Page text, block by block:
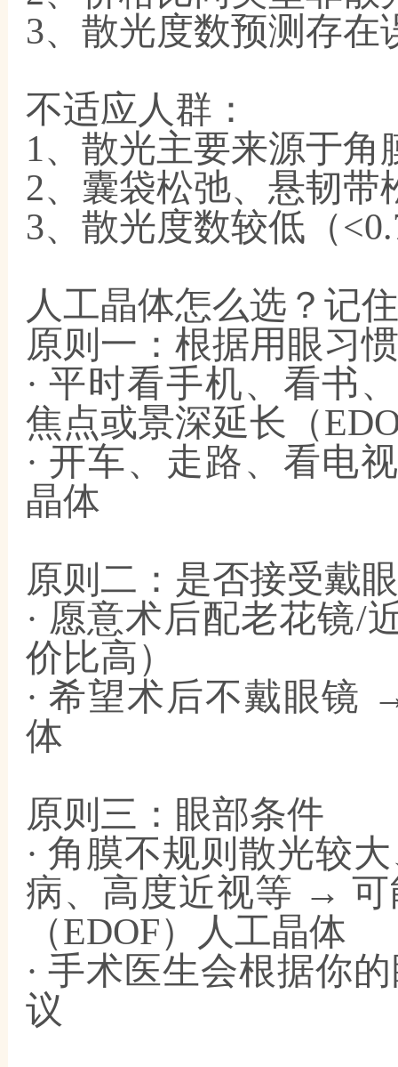
3、散光度数预测存
不适应人群：
1、散光主要来源于角
2、囊袋松弛、悬韧带
3、散光度数较低（
人工晶体怎么选？记
原则一：根据用眼习
· 平时看手机、看书
焦点或景深延长（
· 开车、走路、看电
晶体
原则二：是否接受戴
· 愿意术后配老花镜/
价比高）
· 希望术后不戴眼镜
体
原则三：眼部条件
· 角膜不规则散光较
病、高度近视等 → 可
（EDOF）人工晶体
· 手术医生会根据你
议